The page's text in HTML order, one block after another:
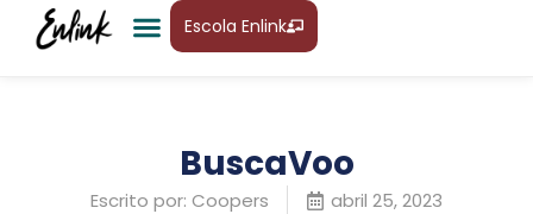
Escola Enlink
BuscaVoo
Escrito por: Coopers abril 25, 2023